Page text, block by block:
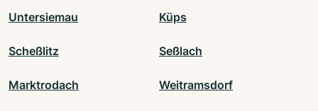
Untersiemau Küps
Scheßlitz Seßlach
Marktrodach Weitramsdorf